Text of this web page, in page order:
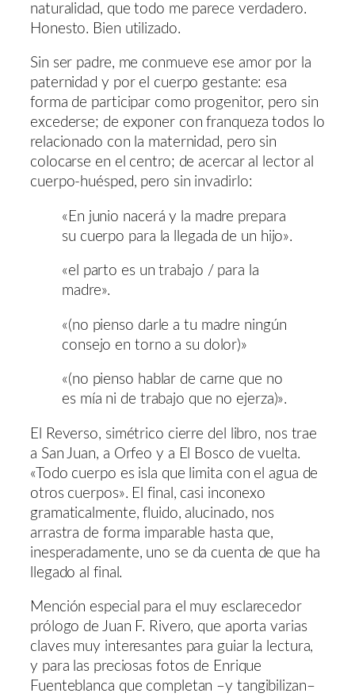
naturalidad, que todo me parece verdadero.
Honesto. Bien utilizado.
Sin ser padre, me conmueve ese amor por la
paternidad y por el cuerpo gestante: esa
forma de participar como progenitor, pero sin
excederse; de exponer con franqueza todos lo
relacionado con la maternidad, pero sin
colocarse en el centro; de acercar al lector al
cuerpo-huésped, pero sin invadirlo:
«En junio nacerá y la madre prepara
su cuerpo para la llegada de un hijo».
«el parto es un trabajo / para la
madre».
«(no pienso darle a tu madre ningún
consejo en torno a su dolor)»
«(no pienso hablar de carne que no
es mía ni de trabajo que no ejerza)».
El Reverso, simétrico cierre del libro, nos trae
a San Juan, a Orfeo y a El Bosco de vuelta.
«Todo cuerpo es isla que limita con el agua de
otros cuerpos». El final, casi inconexo
gramaticalmente, fluido, alucinado, nos
arrastra de forma imparable hasta que,
inesperadamente, uno se da cuenta de que ha
llegado al final.
Mención especial para el muy esclarecedor
prólogo de Juan F. Rivero, que aporta varias
claves muy interesantes para guiar la lectura,
y para las preciosas fotos de Enrique
Fuenteblanca que completan –y tangibilizan–